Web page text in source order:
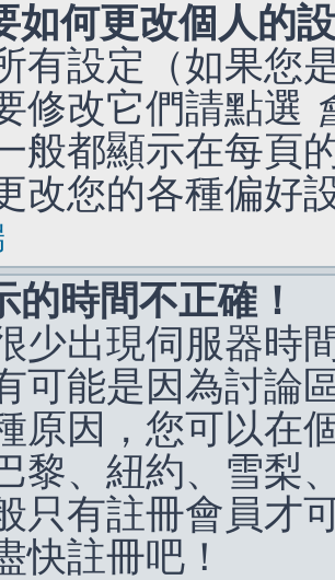
如何更改個人的
有設定（如果您
修改它們請點選
般都顯示在每頁
改您的各種偏好
的時間不正確！
少出現伺服器時
可能是因為討論
原因，您可以在
黎、紐約、雪梨
只有註冊會員才
快註冊吧！